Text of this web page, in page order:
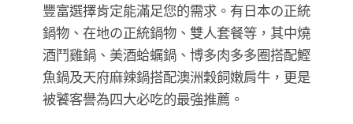
豐富選擇肯定能滿足您的需求。有日本の正統
鍋物、在地の正統鍋物、雙人套餐等，其中燒
酒鬥雞鍋、美酒蛤蠣鍋、博多肉多多圈搭配鰹
魚鍋及天府麻辣鍋搭配澳洲穀飼嫩肩牛，更是
被饕客譽為四大必吃的最強推薦。